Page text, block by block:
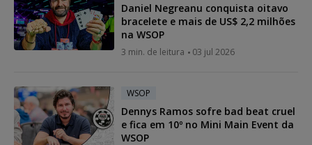
Daniel Negreanu conquista oitavo
bracelete e mais de US$ 2,2 milhões
na WSOP
3 min. de leitura 03 jul 2026
WSOP
Dennys Ramos sofre bad beat cruel
e fica em 10º no Mini Main Event da
WSOP